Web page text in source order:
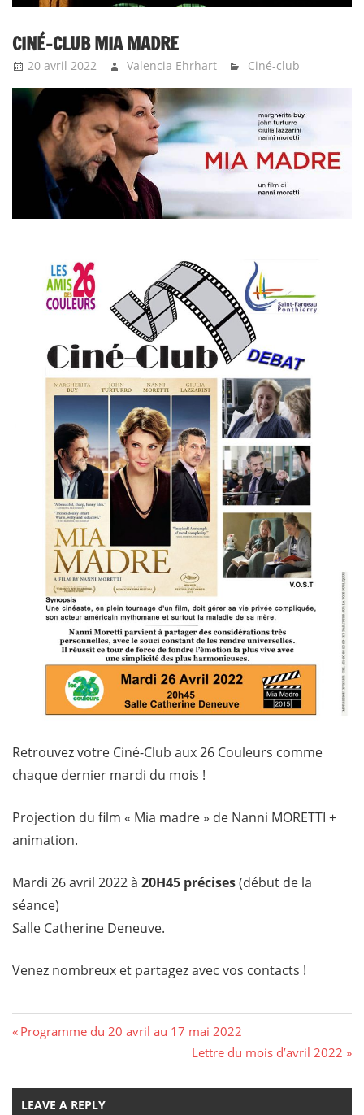
CINÉ-CLUB MIA MADRE
20 avril 2022 Valencia Ehrhart Ciné-club
Retrouvez votre Ciné-Club aux 26 Couleurs comme
chaque dernier mardi du mois !
Projection du film « Mia madre » de Nanni MORETTI +
animation.
Mardi 26 avril 2022 à 20H45 précises(début de la
séance)
Salle Catherine Deneuve.
Venez nombreux et partagez avec vos contacts !
Navigation
de
l’article
Previous
Programme du 20 avril au 17 mai 2022
Next
Post:
Lettre du mois d’avril 2022
LEAVE A REPLY